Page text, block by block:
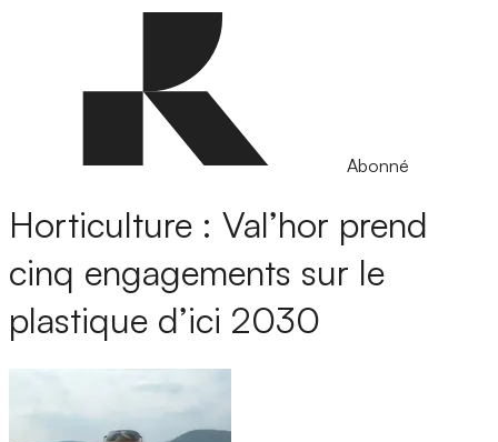
Abonné
Horticulture : Val’hor prend
cinq engagements sur le
plastique d’ici 2030